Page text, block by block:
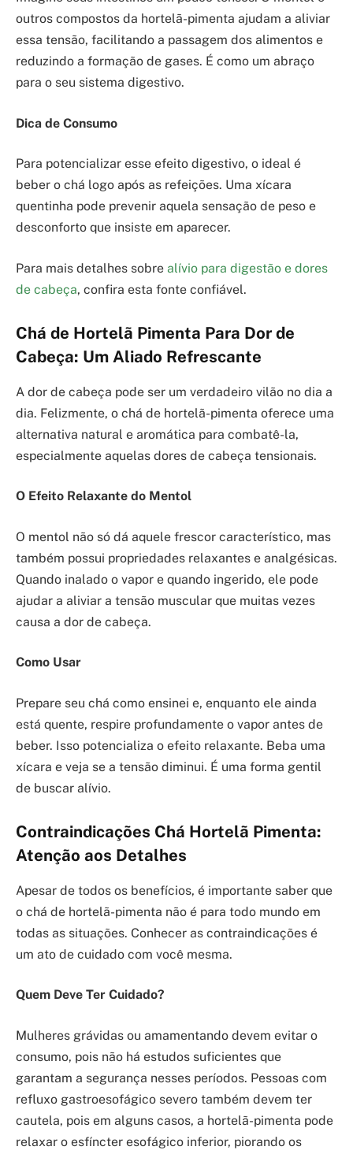
outros compostos da hortelã-pimenta ajudam a aliviar
essa tensão, facilitando a passagem dos alimentos e
reduzindo a formação de gases. É como um abraço
para o seu sistema digestivo.
Dica de Consumo
Para potencializar esse efeito digestivo, o ideal é
beber o chá logo após as refeições. Uma xícara
quentinha pode prevenir aquela sensação de peso e
desconforto que insiste em aparecer.
Para mais detalhes sobre alívio para digestão e dores
de cabeça, confira esta fonte confiável.
Chá de Hortelã Pimenta Para Dor de
Cabeça: Um Aliado Refrescante
A dor de cabeça pode ser um verdadeiro vilão no dia a
dia. Felizmente, o chá de hortelã-pimenta oferece uma
alternativa natural e aromática para combatê-la,
especialmente aquelas dores de cabeça tensionais.
O Efeito Relaxante do Mentol
O mentol não só dá aquele frescor característico, mas
também possui propriedades relaxantes e analgésicas.
Quando inalado o vapor e quando ingerido, ele pode
ajudar a aliviar a tensão muscular que muitas vezes
causa a dor de cabeça.
Como Usar
Prepare seu chá como ensinei e, enquanto ele ainda
está quente, respire profundamente o vapor antes de
beber. Isso potencializa o efeito relaxante. Beba uma
xícara e veja se a tensão diminui. É uma forma gentil
de buscar alívio.
Contraindicações Chá Hortelã Pimenta:
Atenção aos Detalhes
Apesar de todos os benefícios, é importante saber que
o chá de hortelã-pimenta não é para todo mundo em
todas as situações. Conhecer as contraindicações é
um ato de cuidado com você mesma.
Quem Deve Ter Cuidado?
Mulheres grávidas ou amamentando devem evitar o
consumo, pois não há estudos suficientes que
garantam a segurança nesses períodos. Pessoas com
refluxo gastroesofágico severo também devem ter
cautela, pois em alguns casos, a hortelã-pimenta pode
relaxar o esfíncter esofágico inferior, piorando os